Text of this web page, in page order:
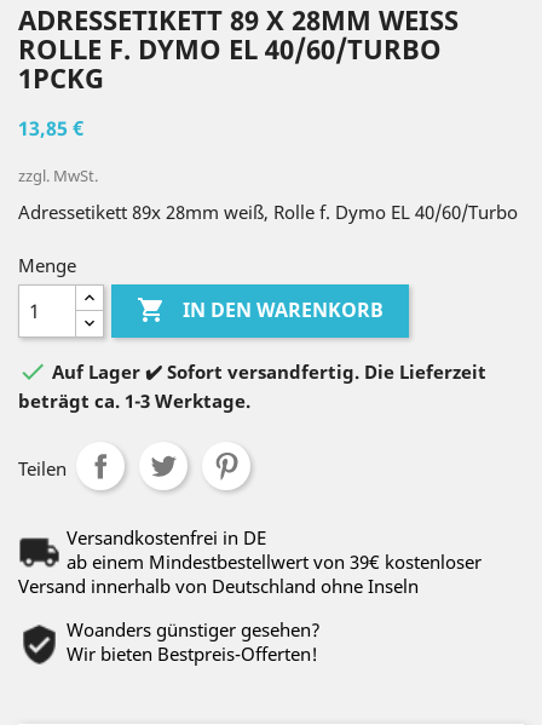
ADRESSETIKETT 89 X 28MM WEISS R
OLLE F. DYMO EL 40/60/TURBO 1
PCKG
13,85 €
zzgl. MwSt.
Adressetikett 89x 28mm weiß, Rolle f. Dymo EL 40/60/Turbo
Menge
 IN DEN WARENKORB
 Auf Lager ✔️ Sofort versandfertig. Die Lieferzeit
beträgt ca. 1-3 Werktage.
Teilen
Versandkostenfrei in DE
ab einem Mindestbestellwert von 39€ kostenloser
Versand innerhalb von Deutschland ohne Inseln
Woanders günstiger gesehen?
Wir bieten Bestpreis-Offerten!